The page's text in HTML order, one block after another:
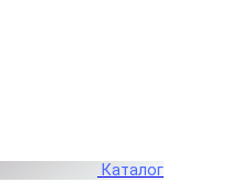
Каталог